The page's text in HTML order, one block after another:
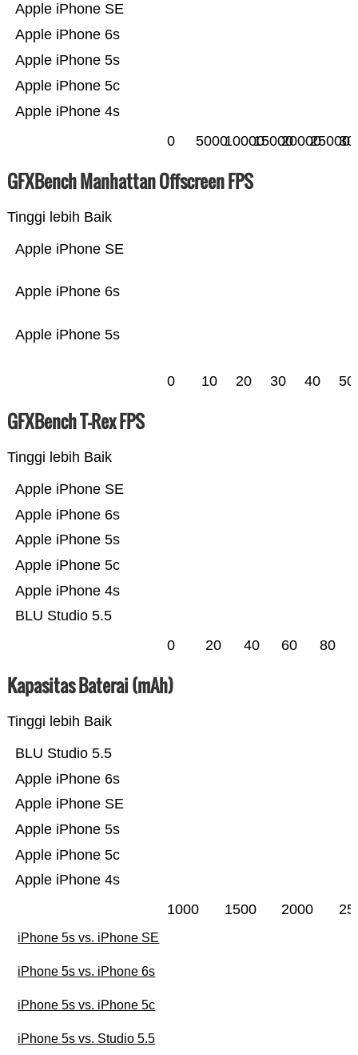
Apple iPhone 4s
Apple iPhone 5c
Apple iPhone 5s
Apple iPhone 6s
Apple iPhone SE
0 500010000150002000025000
GFXBench Manhattan Offscreen FPS
Tinggi lebih Baik
Apple iPhone 5s
Apple iPhone 6s
Apple iPhone SE
0 10 20 30 40 50
GFXBench T-Rex FPS
Tinggi lebih Baik
BLU Studio 5.5
Apple iPhone 4s
Apple iPhone 5c
Apple iPhone 5s
Apple iPhone 6s
Apple iPhone SE
0 20 40 60 80
Kapasitas Baterai (mAh)
Tinggi lebih Baik
Apple iPhone 4s
Apple iPhone 5c
Apple iPhone 5s
Apple iPhone SE
Apple iPhone 6s
BLU Studio 5.5
1000 1500 2000
iPhone 5s vs. iPhone SE
iPhone 5s vs. iPhone 6s
iPhone 5s vs. iPhone 5c
iPhone 5s vs. Studio 5.5